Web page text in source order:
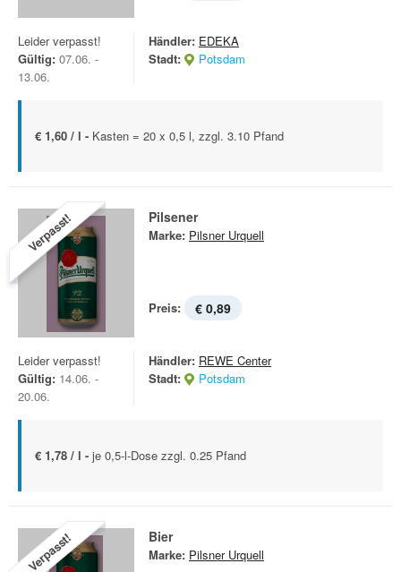
Leider verpasst!
Gültig: 07.06. -
13.06.
Händler: EDEKA
Stadt:
Potsdam
€ 1,60 / l - Kasten = 20 x 0,5 l, zzgl. 3.10 Pfand
Verpasst! Pilsener
Marke: Pilsner Urquell
Preis: € 0,89
Leider verpasst!
Gültig: 14.06. -
20.06.
Händler: REWE Center
Stadt:
Potsdam
€ 1,78 / l - je 0,5-l-Dose zzgl. 0.25 Pfand
Verpasst! Bier
Marke: Pilsner Urquell